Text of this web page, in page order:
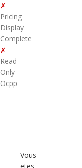
✗
Pricing
Display
Complete
✗
Read
Only
Ocpp
Vous